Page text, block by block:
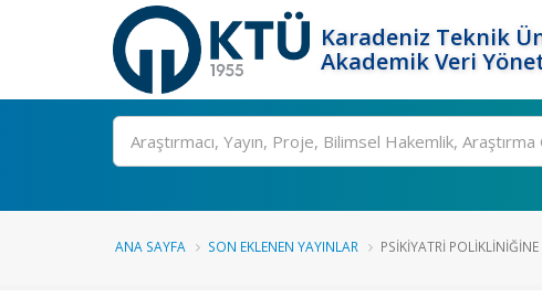
Karadeniz Teknik
Akademik Veri
Ara
ANA SAYFA SON EKLENEN YAYINLAR PSIKIYATRI